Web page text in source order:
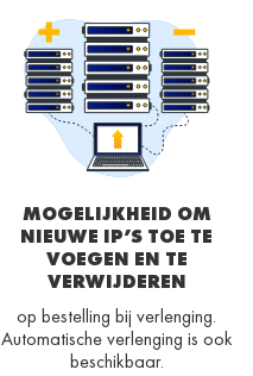
MOGELIJKHEID OM
NIEUWE IP’S TOE TE
VOEGEN EN TE
VERWIJDEREN
op bestelling bij verlenging.
Automatische verlenging is ook
beschikbaar.